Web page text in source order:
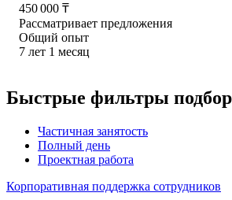
450 000 ₸
Рассматривает предложения
Общий опыт
7 лет 1 месяц
Быстрые фильтры
Частичная занятость
Полный день
Проектная работа
Корпоративная поддержка сотрудников